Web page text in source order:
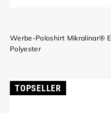
Werbe-Poloshirt Mikralinar®
Polyester
TOPSELLER